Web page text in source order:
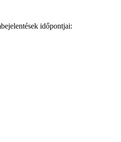
időpontjai: